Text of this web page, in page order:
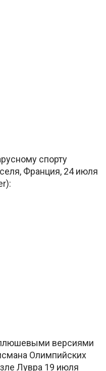
спорту
Франция, 24 июля
версиями
Олимпийских
Лувра 19 июля